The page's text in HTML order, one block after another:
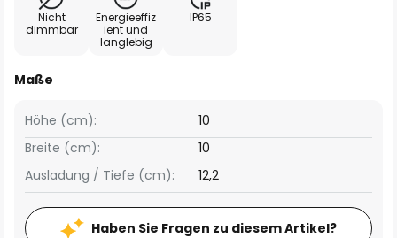
Nicht
dimmbar
Energieeffiz
ient und
langlebig
IP65
Maße
Breite (cm): 10
Höhe (cm): 10
Ausladung / Tiefe (cm): 12,2
Haben Sie Fragen zu diesem Artikel?